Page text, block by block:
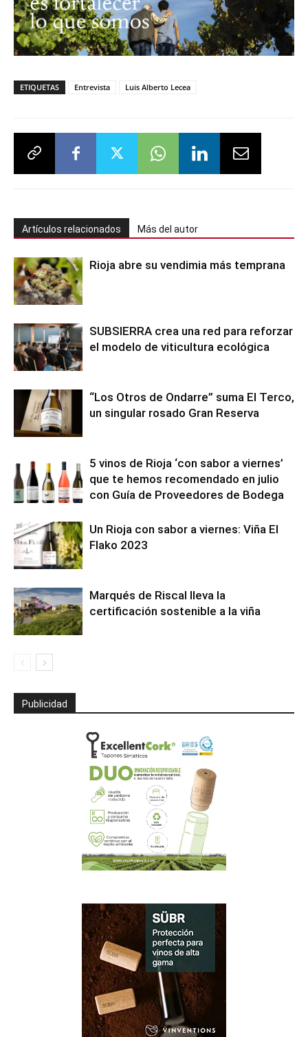
ETIQUETAS Entrevista Luis Alberto Lecea
Artículos relacionados Más del autor
Rioja abre su vendimia más temprana
SUBSIERRA crea una red para reforzar
el modelo de viticultura ecológica
“Los Otros de Ondarre” suma El Terco,
un singular rosado Gran Reserva
5 vinos de Rioja ‘con sabor a viernes’
que te hemos recomendado en julio
con Guía de Proveedores de Bodega
Un Rioja con sabor a viernes: Viña El
Flako 2023
Marqués de Riscal lleva la
certificación sostenible a la viña
Publicidad